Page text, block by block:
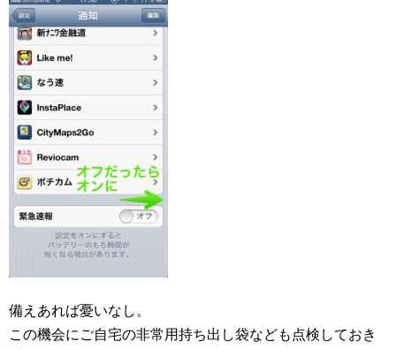
備えあれば憂いなし。
この機会にご自宅の非常用持ち出し袋なども点検しておき